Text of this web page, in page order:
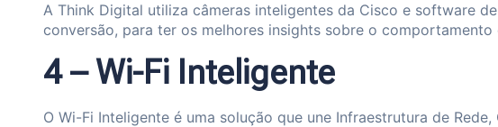
A Think Digital utiliza câmeras inteligentes da Cisco e software
conversão, para ter os melhores insights sobre o comportamento
4 – Wi-Fi Inteligente
O Wi-Fi Inteligente é uma solução que une Infraestrutura de